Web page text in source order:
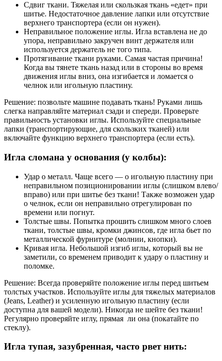
Сдвиг ткани. Тяжелая или скользкая ткань «едет» при
шитье. Недостаточное давление лапки или отсутствие
верхнего транспортера (если он нужен).
Неправильное положение иглы. Игла вставлена не до
упора, неправильно закручен винт держателя или
используется держатель не того типа.
Протягивание ткани руками. Самая частая причина!
Когда вы тянете ткань назад или в стороны во время
движения иглы вниз, она изгибается и ломается о
челнок или игольную пластину.
Решение: позвольте машине подавать ткань! Руками лишь
слегка направляйте материал сзади и спереди. Проверьте
правильность установки иглы. Используйте специальные
лапки (транспортирующие, для скользких тканей) или
включайте функцию верхнего транспортера (если есть).
Игла сломана у основания (у колбы):
Удар о металл. Чаще всего — о игольную пластину при
неправильном позиционировании иглы (слишком влево/
вправо) или при шитье без ткани! Также возможен удар
о челнок, если он неправильно отрегулирован по
времени или погнут.
Толстые швы. Попытка прошить слишком много слоев
ткани, толстые швы, кромки джинсов, где игла бьет по
металлической фурнитуре (молнии, кнопки).
Кривая игла. Небольшой изгиб иглы, который вы не
заметили, со временем приводит к удару о пластину и
поломке.
Решение: Всегда проверяйте положение иглы перед шитьем
толстых участков. Используйте иглы для тяжелых материалов
(Jeans, Leather) и усиленную игольную пластину (если
доступна для вашей модели). Никогда не шейте без ткани!
Регулярно проверяйте иглу, прямая ли она (покатайте по
стеклу).
Игла тупая, зазубренная, часто рвет нить: